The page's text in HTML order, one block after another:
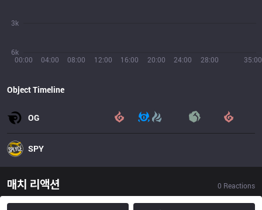
00:00 04:00 08:00 12:00 16:00 20:00 24:00 28:00 35:00
6k
3k
Object Timeline
OG
SPY
매치 리액션 0 Reactions